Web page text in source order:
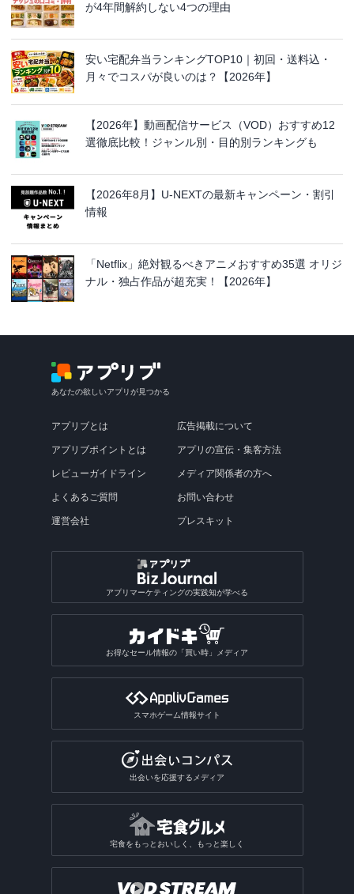
が4年間解約しない4つの理由
安い宅配弁当ランキングTOP10｜初回・送料込・
月々でコスパが良いのは？【2026年】
【2026年】動画配信サービス（VOD）おすすめ12
選徹底比較！ジャンル別・目的別ランキングも
【2026年8月】U-NEXTの最新キャンペーン・割引
情報
「Netflix」絶対観るべきアニメおすすめ35選 オリジ
ナル・独占作品が超充実！【2026年】
あなたの欲しいアプリが見つかる
アプリブとは
アプリブポイントとは
レビューガイドライン
よくあるご質問
運営会社
広告掲載について
アプリの宣伝・集客方法
メディア関係者の方へ
お問い合わせ
プレスキット
アプリマーケティングの実践知が学べる
お得なセール情報の「買い時」メディア
スマホゲーム情報サイト
出会いを応援するメディア
宅食をもっとおいしく、もっと楽しく